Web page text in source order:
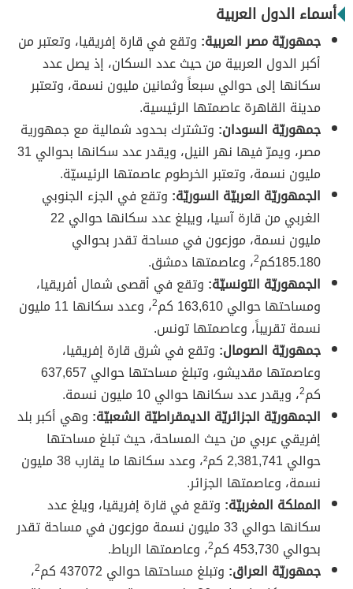
أسماء الدول العربية
جمهوريّة مصر العربية: وتقع في قارة إفريقيا، وتعتبر من
أكبر الدول العربية من حيث عدد السكان، إذ يصل عدد
سكانها إلى حوالي سبعاً وثمانين مليون نسمة، وتعتبر
مدينة القاهرة عاصمتها الرئيسية.
جمهوريّة السودان: وتشترك بحدود شمالية مع جمهورية
مصر، ويمرّ فيها نهر النيل، ويقدر عدد سكانها بحوالي 31
مليون نسمة، وتعتبر الخرطوم عاصمتها الرئيسيّة.
الجمهوريّة العربيّة السوريّة: وتقع في الجزء الجنوبي
الغربي من قارة آسيا، ويبلغ عدد سكانها حوالي 22
مليون نسمة، موزعون في مساحة تقدر بحوالي
185.180كم
2، وعاصمتها دمشق.
الجمهوريّة التونسيّة: وتقع في أقصى شمال أفريقيا،
ومساحتها حوالي 163,610 كم
2
، وعدد سكانها 11 مليون
نسمة تقريباً، وعاصمتها تونس.
جمهوريّة الصومال: وتقع في شرق قارة إفريقيا،
وعاصمتها مقديشو، وتبلغ مساحتها حوالي 637,657
كم2، ويقدر عدد سكانها حوالي 10 مليون نسمة.
الجمهوريّة الجزائريّة الديمقراطيّة الشعبيّة: وهي أكبر بلد
إفريقي عربي من حيث المساحة، حيث تبلغ مساحتها
حوالي 2,381,741 كم²، وعدد سكانها ما يقارب 38 مليون
نسمة، وعاصمتها الجزائر.
المملكة المغربيّة: وتقع في قارة إفريقيا، ويلغ عدد
سكانها حوالي 33 مليون نسمة موزعون في مساحة تقدر
بحوالي 453,730 كم
2، وعاصمتها الرباط.
جمهوريّة العراق: وتبلغ مساحتها حوالي 437072 كم 2،